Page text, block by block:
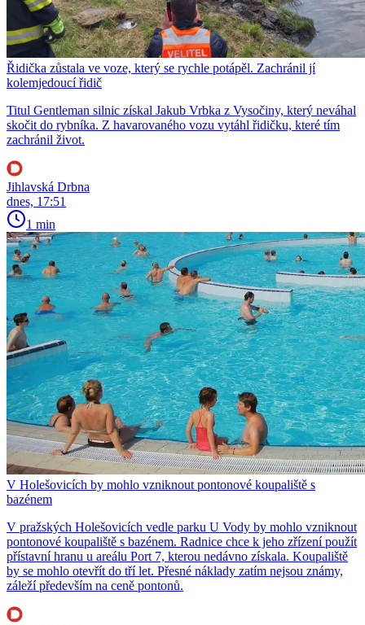
Řidička zůstala ve voze, který se rychle potápěl. Zachránil jí
kolemjedoucí řidič
Titul Gentleman silnic získal Jakub Vrbka z Vysočiny, který neváhal
skočit do rybníka. Z havarovaného vozu vytáhl řidičku, které tím
zachránil život.
Jihlavská Drbna
dnes, 17:51
1 min
V Holešovicích by mohlo vzniknout pontonové koupaliště s
bazénem
V pražských Holešovicích vedle parku U Vody by mohlo vzniknout
pontonové koupaliště s bazénem. Radnice chce k jeho zřízení použít
přístavní hranu u areálu Port 7, kterou nedávno získala. Koupaliště
by se mohlo otevřít do tří let. Přesné náklady zatím nejsou známy,
záleží především na ceně pontonů.